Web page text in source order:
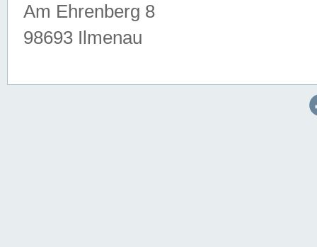
Am Ehrenberg 8
98693 Ilmenau